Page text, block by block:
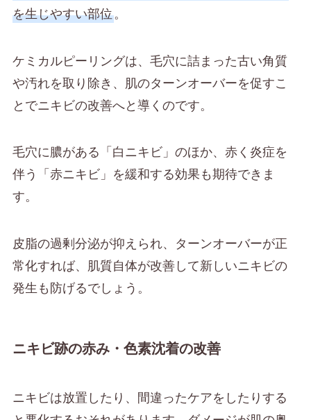
を生じやすい部位。
ケミカルピーリングは、毛穴に詰まった古い角質
や汚れを取り除き、肌のターンオーバーを促すこ
とでニキビの改善へと導くのです。
毛穴に膿がある「白ニキビ」のほか、赤く炎症を
伴う「赤ニキビ」を緩和する効果も期待できま
す。
皮脂の過剰分泌が抑えられ、ターンオーバーが正
常化すれば、肌質自体が改善して新しいニキビの
発生も防げるでしょう。
ニキビ跡の赤み・色素沈着の改善
ニキビは放置したり、間違ったケアをしたりする